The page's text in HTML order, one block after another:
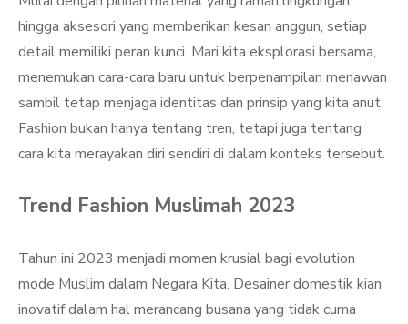
hingga aksesori yang memberikan kesan anggun, setiap
detail memiliki peran kunci. Mari kita eksplorasi bersama,
menemukan cara-cara baru untuk berpenampilan menawan
sambil tetap menjaga identitas dan prinsip yang kita anut.
Fashion bukan hanya tentang tren, tetapi juga tentang
cara kita merayakan diri sendiri di dalam konteks tersebut.
Trend Fashion Muslimah 2023
Tahun ini 2023 menjadi momen krusial bagi evolution
mode Muslim dalam Negara Kita. Desainer domestik kian
inovatif dalam hal merancang busana yang tidak cuma